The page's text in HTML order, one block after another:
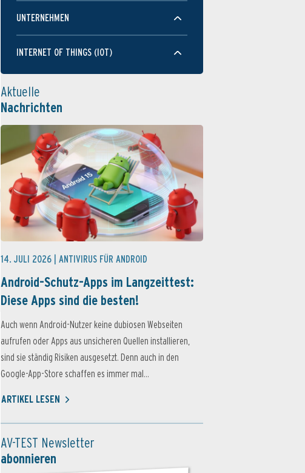
UNTERNEHMEN
INTERNET OF THINGS (IOT)
Aktuelle
Nachrichten
14. JULI 2026 | ANTIVIRUS FÜR ANDROID
Android-Schutz-Apps im Langzeittest:
Diese Apps sind die besten!
Auch wenn Android-Nutzer keine dubiosen Webseiten
aufrufen oder Apps aus unsicheren Quellen installieren,
sind sie ständig Risiken ausgesetzt. Denn auch in den
Google-App-Store schaffen es immer mal...
ARTIKEL LESEN
AV-TEST Newsletter
abonnieren